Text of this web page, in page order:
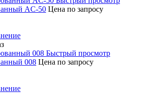
AC-50 Цена по запросу
Быстрый просмотр
008 Цена по запросу